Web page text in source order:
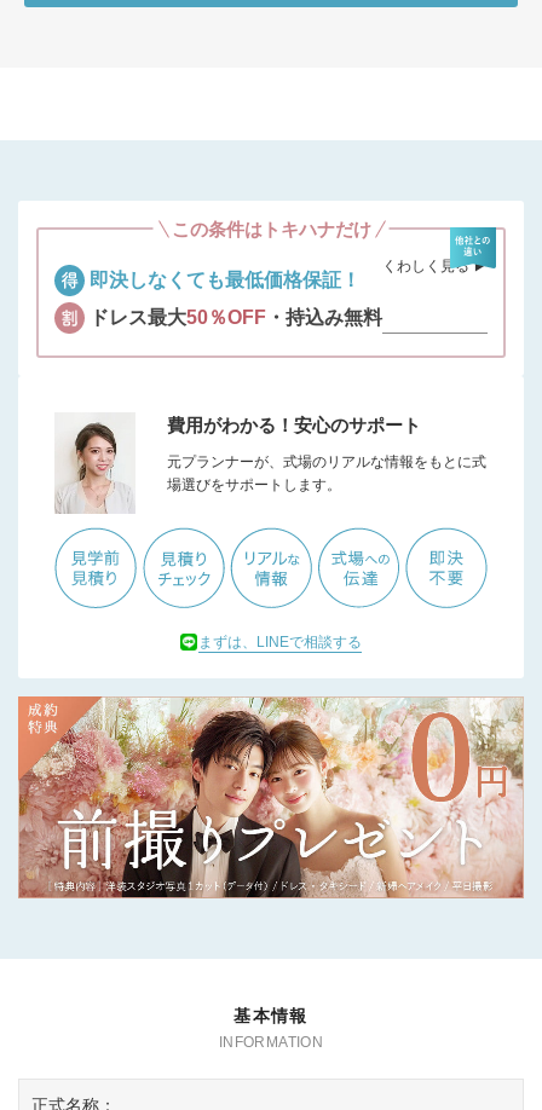
この条件はトキハナだけ
即決しなくても最低価格保証！
ドレス最大50％OFF ・持込み無料
くわしく見る ▶︎
費用がわかる！安心のサポート
元プランナーが、式場のリアルな情報をもとに式
場選びをサポートします。
まずは、LINEで相談する
基本情報
正式名称：